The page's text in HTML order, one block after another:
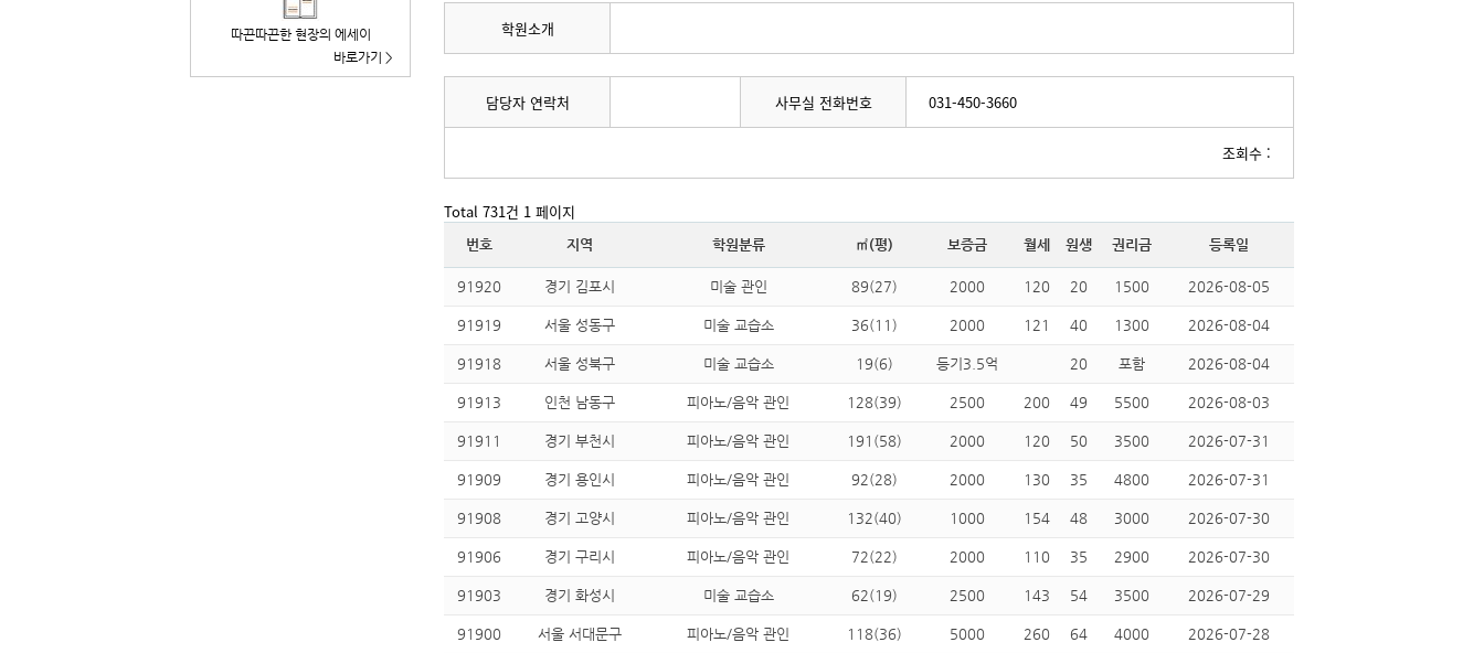
따끈따끈한 현장의 에세이
바로가기 >
학원소개
담당자 연락처 사무실 전화번호 031-450-3660
조회수 :
Total 731건 1 페이지
번호 지역 학원분류 ㎡(평) 보증금 월세 원생 권리금 등록일
91920 경기 김포시 미술 관인 89(27) 2000 120 20 1500 2026-08-05
91919 서울 성동구 미술 교습소 36(11) 2000 121 40 1300 2026-08-04
91918 서울 성북구 미술 교습소 19(6) 등기3.5억 20 포함 2026-08-04
91913 인천 남동구 피아노/음악 관인 128(39) 2500 200 49 5500 2026-08-03
91911 경기 부천시 피아노/음악 관인 191(58) 2000 120 50 3500 2026-07-31
91909 경기 용인시 피아노/음악 관인 92(28) 2000 130 35 4800 2026-07-31
91908 경기 고양시 피아노/음악 관인 132(40) 1000 154 48 3000 2026-07-30
91906 경기 구리시 피아노/음악 관인 72(22) 2000 110 35 2900 2026-07-30
91903 경기 화성시 미술 교습소 62(19) 2500 143 54 3500 2026-07-29
91900 서울 서대문구 피아노/음악 관인 118(36) 5000 260 64 4000 2026-07-28